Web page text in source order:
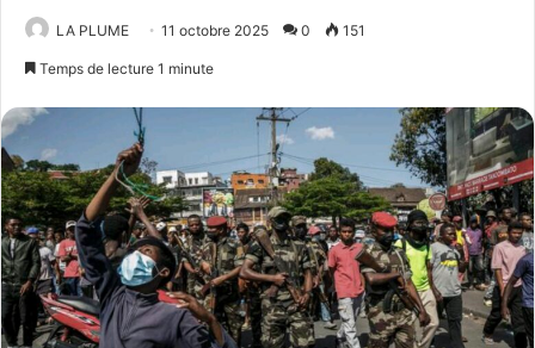
LA PLUME 11 octobre 2025 0 151
Temps de lecture 1 minute